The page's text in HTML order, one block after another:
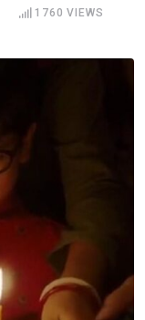
1760 VIEWS